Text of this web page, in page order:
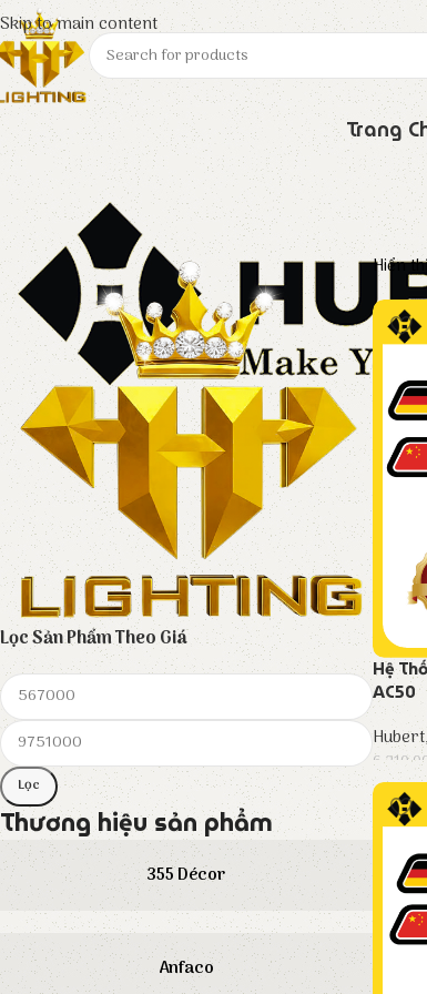
Skip to main content
Trang
Lọc Sản Phẩm Theo Giá
Lọc
Thương hiệu sản phẩm
355 Décor
Anfaco
Hiển
Hệ
AC50
Hubert,